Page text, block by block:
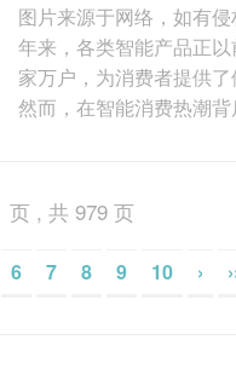
图片来源于网络，如
年来，各类智能产品正
家万户，为消费者提供了
然而，在智能消费热潮背
能看视频的屏幕；宣称
智能扫地机器人，实际使
缺乏专业的维修人员和统
, 共 979 页
6 7 8 9 10 ›